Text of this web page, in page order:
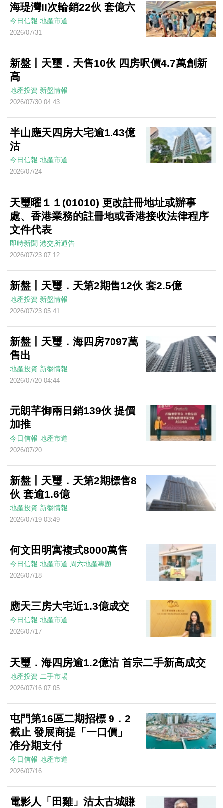
海瑅灣II次輪銷22伙 套億六
今日信報 地產市道
2026/07/31
新盤丨天璽．天售10伙 四房呎價4.7萬創新
高
地產投資 新盤情報
2026/07/30 04:43
半山應天四房大宅逾1.43億
沽
今日信報 地產市道
2026/07/24
天璽曜１１(01010) 更改註冊地址或辦事
處、香港業務的註冊地或香港接收法律程序
文件代表
即時新聞 港交所通告
2026/07/23 07:12
新盤丨天璽．天第2期售12伙 套2.5億
地產投資 新盤情報
2026/07/23 05:41
新盤丨天璽．海四房7097萬
售出
地產投資 新盤情報
2026/07/20 04:44
元朗芊御兩日銷139伙 提價
加推
今日信報 地產市道
2026/07/20
新盤丨天璽．天第2期標售8
伙 套逾1.6億
地產投資 新盤情報
2026/07/19 03:49
何文田明寓複式8000萬售
今日信報 地產市道 周六地產專題
2026/07/18
應天三房大宅近1.3億成交
今日信報 地產市道
2026/07/17
天璽．海四房逾1.2億沽 首宗二手新高成交
地產投資 二手市場
2026/07/16 07:05
屯門第16區二期招標 9．2
截止 發展商提「一口價」
准分期支付
今日信報 地產市道
2026/07/16
電影人「田雞」沽太古城賺